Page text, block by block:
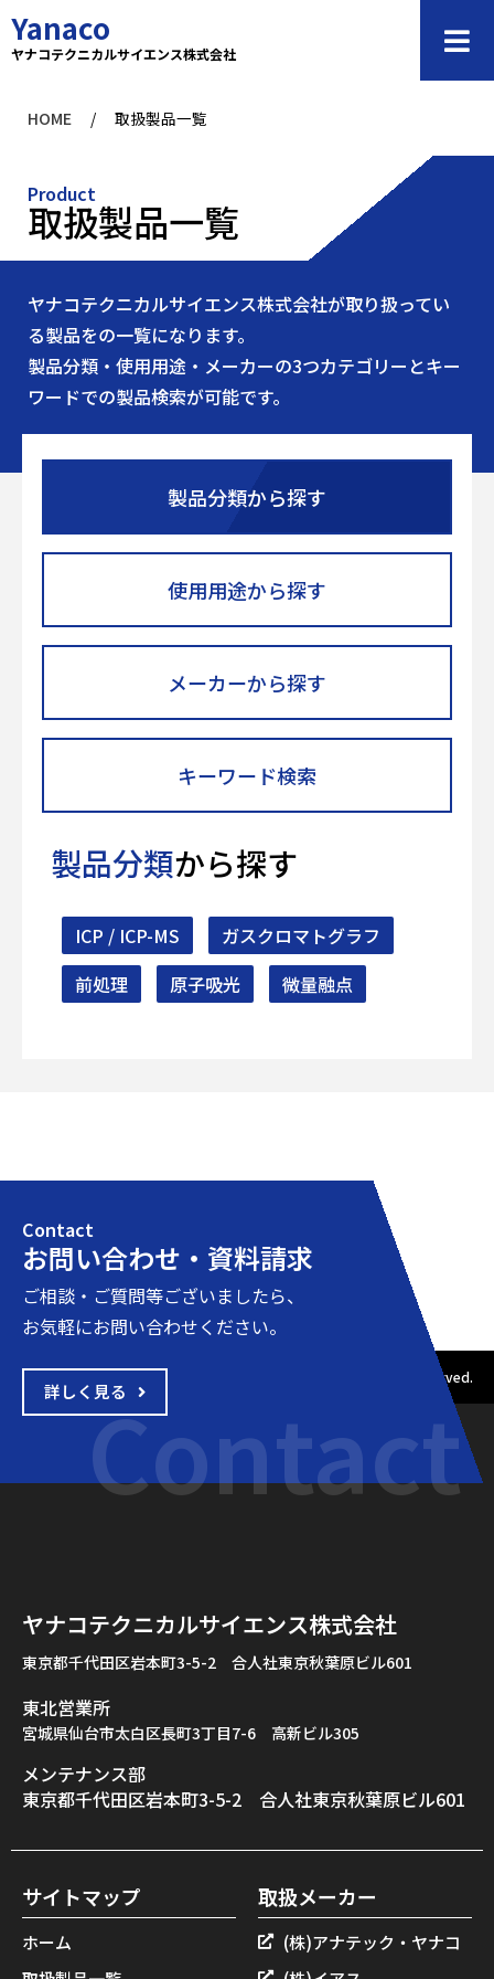
Yanaco
ヤナコテクニカルサイエンス株式会社
HOME / 取扱製品一覧
Product
取扱製品一覧
ヤナコテクニカルサイエンス株式会社が取り扱ってい
る製品をの一覧になります。
製品分類・使用用途・メーカーの3つカテゴリーとキー
ワードでの製品検索が可能です。
製品分類から探す
使用用途から探す
メーカーから探す
キーワード検索
製品分類から探す
ICP / ICP-MS
ガスクロマトグラフ
前処理
原子吸光 微量融点
Contact
お問い合わせ・資料請求
ご相談・ご質問等ございましたら、
お気軽にお問い合わせください。
詳しく見るContact
Copyright © 2001-2020 ヤナコテクニカルサイエンス All rights reserved.
ヤナコテクニカルサイエンス株式会社
東京都千代田区岩本町3-5-2 合人社東京秋葉原ビル601
東北営業所
宮城県仙台市太白区長町3丁目7-6 高新ビル305
メンテナンス部
東京都千代田区岩本町3-5-2 合人社東京秋葉原ビル601
サイトマップ
ホーム
取扱メーカー
(株)アナテック・ヤナコ